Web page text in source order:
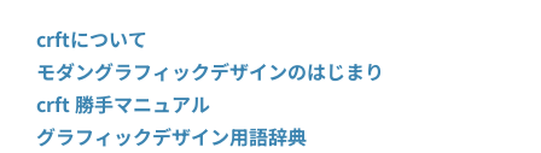
crftについて
モダングラフィックデザインのはじまり
crft 勝手マニュアル
グラフィックデザイン用語辞典